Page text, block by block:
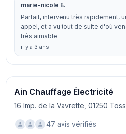
marie-nicole B.
Parfait, intervenu très rapidement,
appel, et a vu tout de suite d'où
très aimable
il y a 3 ans
Ain Chauffage Électricité
16 Imp. de la Vavrette, 01250
47 avis vérifiés